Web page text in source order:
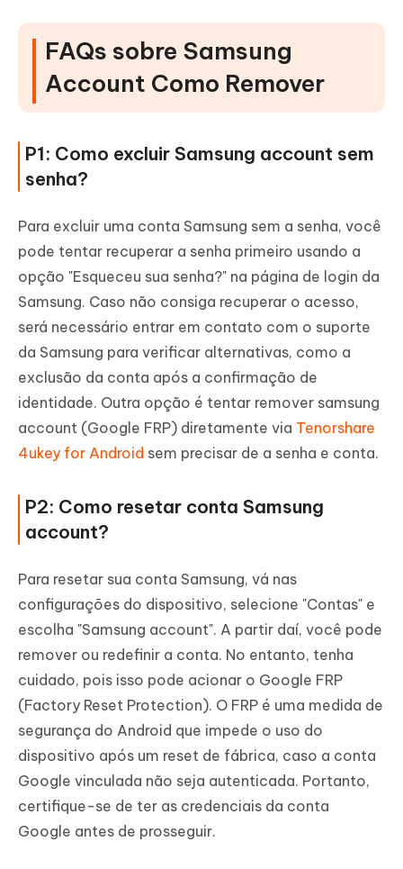
FAQs sobre Samsung
Account Como Remover
P1: Como excluir Samsung account sem
senha?
Para excluir uma conta Samsung sem a senha, você
pode tentar recuperar a senha primeiro usando a
opção "Esqueceu sua senha?" na página de login da
Samsung. Caso não consiga recuperar o acesso,
será necessário entrar em contato com o suporte
da Samsung para verificar alternativas, como a
exclusão da conta após a confirmação de
identidade. Outra opção é tentar remover samsung
account (Google FRP) diretamente via Tenorshare
4ukey for Android sem precisar de a senha e conta.
P2: Como resetar conta Samsung
account?
Para resetar sua conta Samsung, vá nas
configurações do dispositivo, selecione "Contas" e
escolha "Samsung account". A partir daí, você pode
remover ou redefinir a conta. No entanto, tenha
cuidado, pois isso pode acionar o Google FRP
(Factory Reset Protection). O FRP é uma medida de
segurança do Android que impede o uso do
dispositivo após um reset de fábrica, caso a conta
Google vinculada não seja autenticada. Portanto,
certifique-se de ter as credenciais da conta
Google antes de prosseguir.